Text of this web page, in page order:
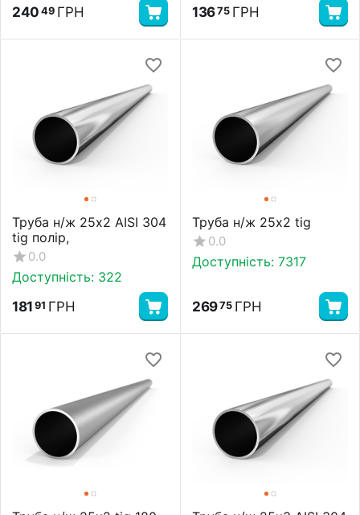
240 49 ГРН
13675 ГРН
Труба н/ж 25х2 AISI 304
tig полір,
0.0
Доступність: 322
181 91 ГРН
Труба н/ж 25х2 tig
0.0
Доступність: 7317
26975 ГРН